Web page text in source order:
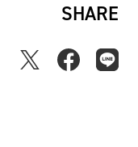
SHARE